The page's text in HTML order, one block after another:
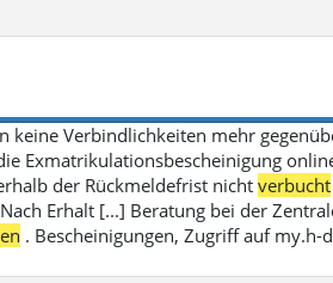
keine Verbindlichkeiten mehr
Exmatrikulationsbescheinigung
der Rückmeldefrist nichtverbucht
Erhalt [...] Beratung bei der
. Bescheinigungen, Zugriff auf